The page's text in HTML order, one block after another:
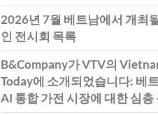
2026년 7월 베트남에서 개최
인 전시회 목록
B&Company가 VTV의
Today에 소개되었습니다: 베
AI 통합 가전 시장에 대한 심층